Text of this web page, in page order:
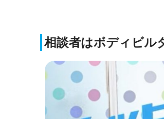
相談者はボディビル